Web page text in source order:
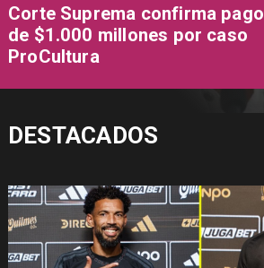
Corte Suprema confirma pago
de $1.000 millones por caso
ProCultura
DESTACADOS